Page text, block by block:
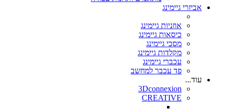
אביזרי גיימינג
אוזניות גיימינג
כיסאות גיימינג
מסכי גיימינג
מקלדות גיימינג
עכברי גיימינג
פד עכבר למחשב
עוד...
3Dconnexion
CREATIVE